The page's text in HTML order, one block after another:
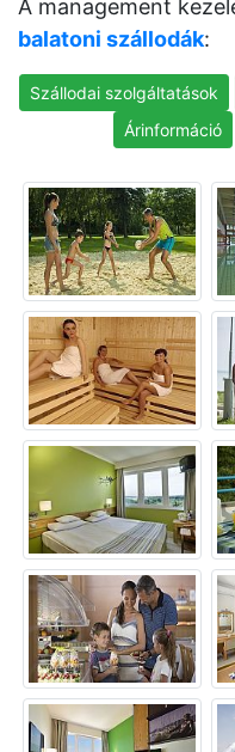
A management
balatoni szállodák:
Szállodai szolgáltatások
Árinformáció